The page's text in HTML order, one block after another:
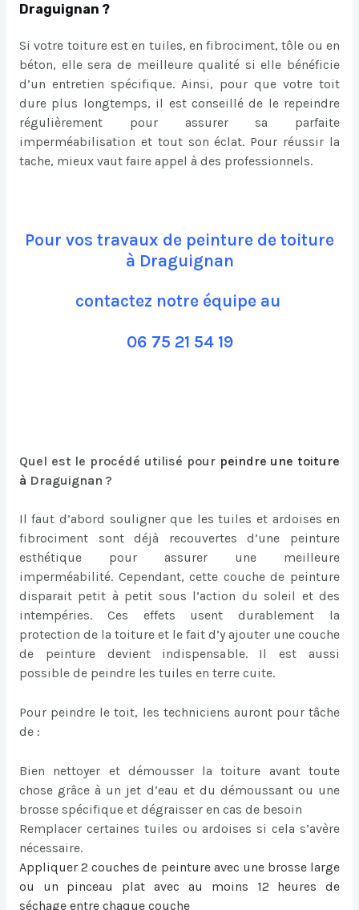
Draguignan ?
Si votre toiture est en tuiles, en fibrociment, tôle ou en
béton, elle sera de meilleure qualité si elle bénéficie
d’un entretien spécifique. Ainsi, pour que votre toit
dure plus longtemps, il est conseillé de le repeindre
régulièrement pour assurer sa parfaite
imperméabilisation et tout son éclat. Pour réussir la
tache, mieux vaut faire appel à des professionnels.
Pour vos travaux de peinture de toiture
à Draguignan
contactez notre équipe au
06 75 21 54 19
Quel est le procédé utilisé pourpeindre une toiture
à Draguignan ?
Il faut d’abord souligner que les tuiles et ardoises en
fibrociment sont déjà recouvertes d’une peinture
esthétique pour assurer une meilleure
imperméabilité. Cependant, cette couche de peinture
disparait petit à petit sous l’action du soleil et des
intempéries. Ces effets usent durablement la
protection de la toiture et le fait d’y ajouter une couche
de peinture devient indispensable. Il est aussi
possible de peindre les tuiles en terre cuite.
Pour peindre le toit, les techniciens auront pour tâche
de :
Bien nettoyer et démousser la toiture avant toute
chose grâce à un jet d’eau et du démoussant ou une
brosse spécifique et dégraisser en cas de besoin
Remplacer certaines tuiles ou ardoises si cela s’avère
nécessaire.
Appliquer 2 couches de peinture avec une brosse large
ou un pinceau plat avec au moins 12 heures de
séchage entre chaque couche